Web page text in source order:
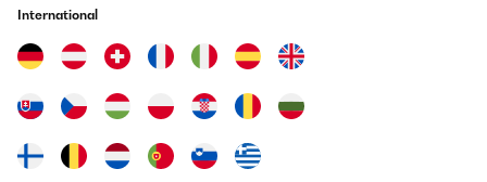
International